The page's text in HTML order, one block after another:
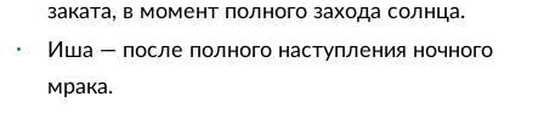
заката, в момент полного захода солнца.
Иша — после полного наступления ночного
мрака.